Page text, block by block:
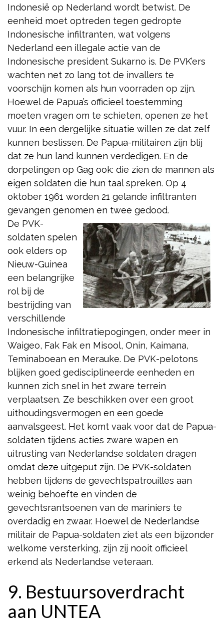
Indonesië op Nederland wordt betwist. De
eenheid moet optreden tegen gedropte
Indonesische infiltranten, wat volgens
Nederland een illegale actie van de
Indonesische president Sukarno is. De PVK’ers
wachten net zo lang tot de invallers te
voorschijn komen als hun voorraden op zijn.
Hoewel de Papua’s officieel toestemming
moeten vragen om te schieten, openen ze het
vuur. In een dergelijke situatie willen ze dat zelf
kunnen beslissen. De Papua-militairen zijn blij
dat ze hun land kunnen verdedigen. En de
dorpelingen op Gag ook: die zien de mannen als
eigen soldaten die hun taal spreken. Op 4
oktober 1961 worden 21 gelande infiltranten
gevangen genomen en twee gedood.
De PVK-
soldaten spelen
ook elders op
Nieuw-Guinea
een belangrijke
rol bij de
bestrijding van
verschillende
Indonesische infiltratiepogingen, onder meer in
Waigeo, Fak Fak en Misool, Onin, Kaimana,
Teminaboean en Merauke. De PVK-pelotons
blijken goed gedisciplineerde eenheden en
kunnen zich snel in het zware terrein
verplaatsen. Ze beschikken over een groot
uithoudingsvermogen en een goede
aanvalsgeest. Het komt vaak voor dat de Papua-
soldaten tijdens acties zware wapen en
uitrusting van Nederlandse soldaten dragen
omdat deze uitgeput zijn. De PVK-soldaten
hebben tijdens de gevechtspatrouilles aan
weinig behoefte en vinden de
gevechtsrantsoenen van de mariniers te
overdadig en zwaar. Hoewel de Nederlandse
militair de Papua-soldaten ziet als een bijzonder
welkome versterking, zijn zij nooit officieel
erkend als Nederlandse veteraan.
9. Bestuursoverdracht
aan UNTEA